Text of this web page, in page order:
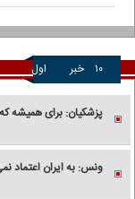
۱۰ خبر اول
پزشکیان: برای همیشه که
ونس: به ایران اعتماد